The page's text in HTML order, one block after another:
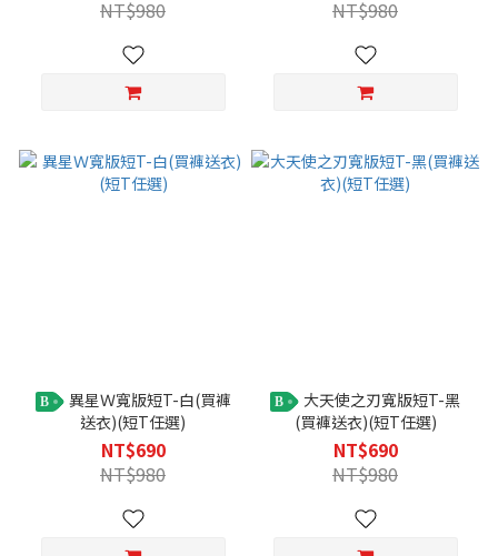
NT$980 NT$980
B
送衣)(短T任選)
NT$690
NT$980
B
(買褲送衣)(短T任選)
NT$690
NT$980